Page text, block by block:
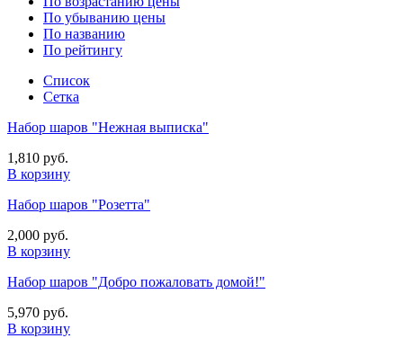
По убыванию цены
По названию
По рейтингу
Список
Сетка
Набор шаров "Нежная выписка"
1,810 руб.
В корзину
Набор шаров "Розетта"
2,000 руб.
В корзину
Набор шаров "Добро пожаловать домой!"
5,970 руб.
В корзину